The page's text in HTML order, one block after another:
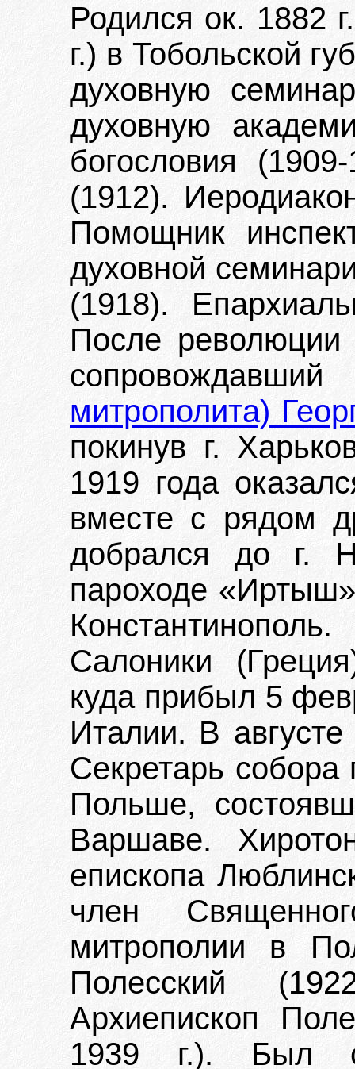
Родился ок. 1882
г.) в Тобольской
духовную
духовную
богословия
(1912).
Помощник
духовной
(1918).
После революции
митрополита)
покинув г.
1919 года
вместе с рядом
добрался до г.
пароходе
Салоники
куда прибыл 5
Италии. В
Секретарь
Польше,
Варшаве.
епископа
член
митрополии в
Полесский
Архиепископ
1939 г.). Был